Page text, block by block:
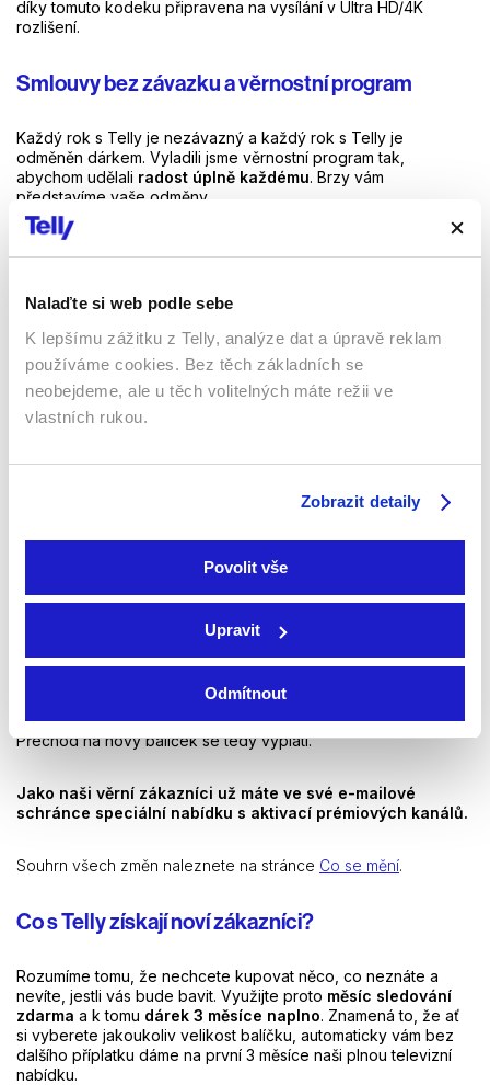
Nalaďte si web podle sebe
K lepšímu zážitku z Telly, analýze dat a úpravě reklam
používáme cookies. Bez těch základních se
neobejdeme, ale u těch volitelných máte režii ve
vlastních rukou.
Zobrazit detaily
Povolit vše
Upravit
Odmítnout
díky tomuto kodeku připravena na vysílání v Ultra HD/4K
rozlišení.
Smlouvy bez závazku a věrnostní program
Každý rok s Telly je nezávazný a každý rok s Telly je
odměněn dárkem. Vyladili jsme věrnostní program tak,
abychom udělali radost úplně každému. Brzy vám
představíme vaše odměny.
Zákaznická péče
Nikdo nechce čekat hodinu na přepojení operátora nebo si
každému zákazníkovi dostalo rychlé a odborné péče. Pokud
si nevíte s čímkoliv rady, koukněte nejdřív na stránku
kde odpověď na svou otázku nejspíš najdete. A kdyby
náhodou ne, obracejte se na nás na naší lince
nebo napište e-mail na
Automaticky získáte vylepšenou a svěžejší verzi aplikace Telly.
Pokud ale nebudete chtít jeden z nových balíčku, sami vám ho
nepřepneme. Zůstane vám ten, na který jste zvyklí.
Kdybyste si některý z nových balíčků objednat chtěli, a
získáte naši kompletní nabídku všech televizních programů na
3 měsíce bez dalšího příplatku.
Přechod na nový balíček se tedy vyplatí.
Jako naši věrní zákazníci už máte ve své e-mailové
schránce speciální nabídku s aktivací prémiových kanálů.
Souhrn všech změn naleznete na stránce Co se mění.
Co s Telly získají noví zákazníci?
Rozumíme tomu, že nechcete kupovat něco, co neznáte a
nevíte, jestli vás bude bavit. Využijte proto měsíc sledování
zdarma a k tomu dárek 3 měsíce naplno. Znamená to, že ať
si vyberete jakoukoliv velikost balíčku, automaticky vám bez
dalšího příplatku dáme na první 3 měsíce naši plnou televizní
nabídku.